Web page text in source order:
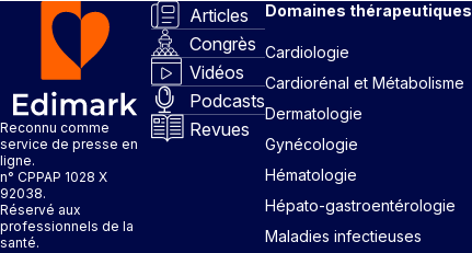
Reconnu comme
service de presse en
ligne.
n° CPPAP 1028 X
92038.
Réservé aux
professionnels de la
santé.
Articles
Congrès
Vidéos
Podcasts
Revues
Domaines thérapeutiques
Cardiologie
Cardiorénal et Métabolisme
Dermatologie
Gynécologie
Hématologie
Hépato-gastroentérologie
Maladies infectieuses